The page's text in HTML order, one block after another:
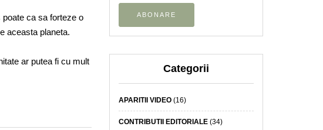
poate ca sa forteze o
aceasta planeta.
ar putea fi cu mult
Categorii
APARITII VIDEO(16)
CONTRIBUTII EDITORIALE(34)